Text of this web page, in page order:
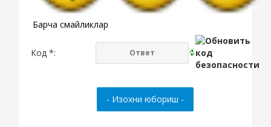
Барча смайликлар
Код *: